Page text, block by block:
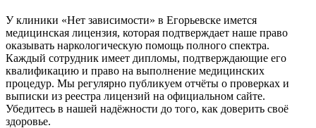
У клиники «Нет зависимости» в Егорьевске имется
медицинская лицензия, которая подтверждает наше право
оказывать наркологическую помощь полного спектра.
Каждый сотрудник имеет дипломы, подтверждающие его
квалификацию и право на выполнение медицинских
процедур. Мы регулярно публикуем отчёты о проверках и
выписки из реестра лицензий на официальном сайте.
Убедитесь в нашей надёжности до того, как доверить своё
здоровье.